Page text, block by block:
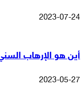
2023-07-24
أين هو الإرهاب
2023-05-27